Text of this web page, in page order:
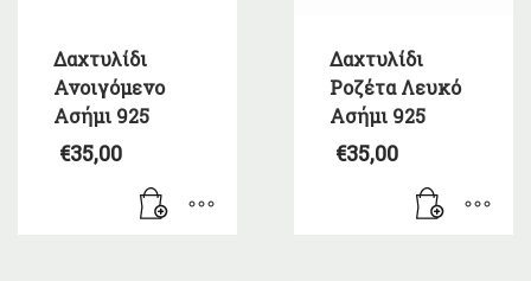
Δαχτυλίδι
Ανοιγόμενο
Ασήμι 925
€35,00
Δαχτυλίδι
Ροζέτα Λευκό
Ασήμι 925
€35,00